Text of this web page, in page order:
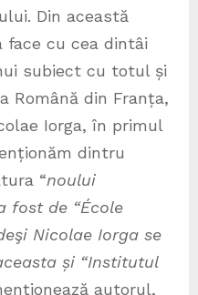
Din această
face cu cea dintâi
subiect cu totul și
Română din Franța,
Iorga, în primul
dintru
“noului
fost de “École
Nicolae Iorga se
și “Institutul
autorul,